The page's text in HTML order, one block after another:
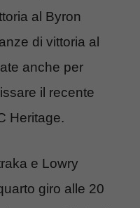
al Byron
di vittoria al
anche per
il recente
Heritage.
e Lowry
giro alle 20